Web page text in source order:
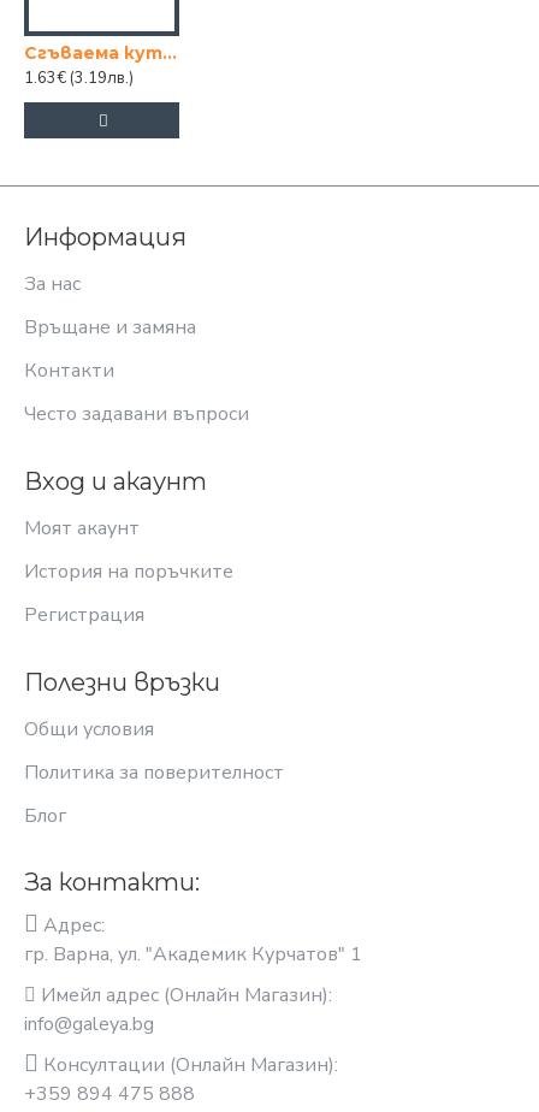
Сгъваема кутия с пандела малка
1.63€ (3.19лв.)
Информация
За нас
Връщане и замяна
Контакти
Често задавани въпроси
Вход и акаунт
Моят акаунт
История на поръчките
Регистрация
Полезни връзки
Общи условия
Политика за поверителност
Блог
За контакти:
Адрес:
гр. Варна, ул. "Академик Курчатов" 1
Имейл адрес (Онлайн Магазин):
info@galeya.bg
Консултации (Онлайн Магазин):
+359 894 475 888